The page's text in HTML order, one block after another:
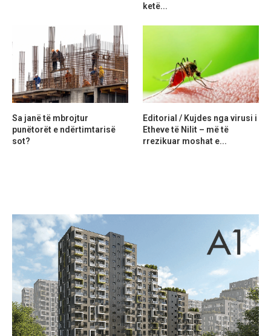
ketë...
Sa janë të mbrojtur
punëtorët e ndërtimtarisë
sot?
Editorial / Kujdes nga virusi i
Etheve të Nilit – më të
rrezikuar moshat e...